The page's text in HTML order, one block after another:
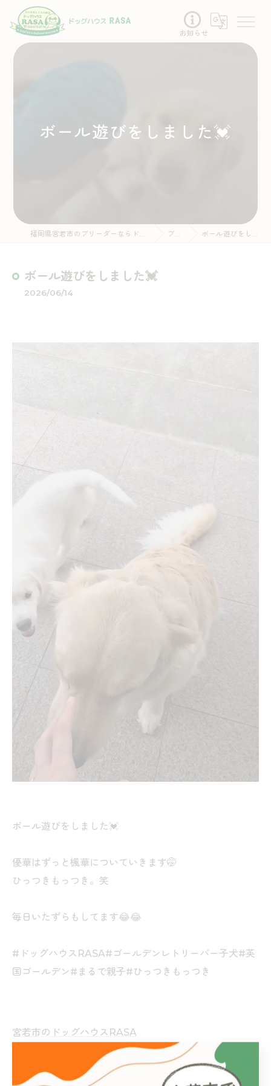
お知らせ
ボール遊びをしました💓
福岡県宮若市のブリーダーならドッグハウスRASA ブログ ボール遊びをしました💓
ボール遊びをしました💓
2026/06/14
ボール遊びをしました💓
優華はずっと楓華についていきます🤭
ひっつきもっつき。笑
毎日いたずらもしてます😂😂
#ドッグハウスRASA#ゴールデンレトリーバー子犬#英
国ゴールデン#まるで親子#ひっつきもっつき
宮若市のドッグハウスRASA